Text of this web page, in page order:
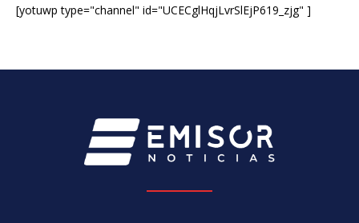
[yotuwp type="channel" id="UCECglHqjLvrSlEjP619_zjg" ]